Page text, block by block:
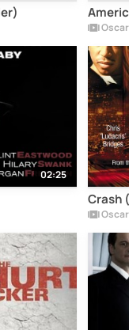
02:25
Crash